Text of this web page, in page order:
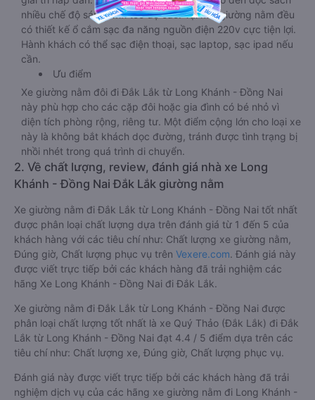
nhiều chế độ sáng, wifi tốc độ cao. Tại mỗi giường nằm đều
có thiết kế ổ cắm sạc đa năng nguồn điện 220v cực tiện lợi.
Hành khách có thể sạc điện thoại, sạc laptop, sạc ipad nếu
cần.
Ưu điểm
Xe giường nằm đôi đi Đắk Lắk từ Long Khánh - Đồng Nai
này phù hợp cho các cặp đôi hoặc gia đình có bé nhỏ vì
diện tích phòng rộng, riêng tư. Một điểm cộng lớn cho loại xe
này là không bắt khách dọc đường, tránh được tình trạng bị
nhồi nhét trong quá trình di chuyển.
2. Về chất lượng, review, đánh giá nhà xe Long
Khánh - Đồng Nai Đắk Lắk giường nằm
Xe giường nằm đi Đắk Lắk từ Long Khánh - Đồng Nai tốt nhất
được phân loại chất lượng dựa trên đánh giá từ 1 đến 5 của
khách hàng với các tiêu chí như: Chất lượng xe giường nằm,
Đúng giờ, Chất lượng phục vụ trên Vexere.com. Đánh giá này
được viết trực tiếp bởi các khách hàng đã trải nghiệm các
hãng Xe Long Khánh - Đồng Nai đi Đắk Lắk.
Xe giường nằm đi Đắk Lắk từ Long Khánh - Đồng Nai được
phân loại chất lượng tốt nhất là xe Quý Thảo (Đắk Lắk) đi Đắk
Lắk từ Long Khánh - Đồng Nai đạt 4.4 / 5 điểm dựa trên các
tiêu chí như: Chất lượng xe, Đúng giờ, Chất lượng phục vụ.
Đánh giá này được viết trực tiếp bởi các khách hàng đã trải
nghiệm dịch vụ của các hãng xe giường nằm đi Long Khánh -